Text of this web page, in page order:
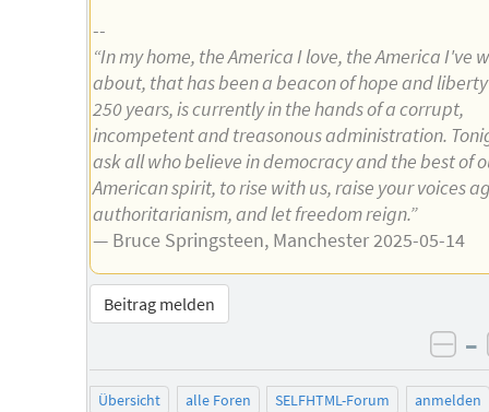
--
“In my home, the America I love, the America I've
about, that has been a beacon of hope and
250 years, is currently in the hands of a corrupt,
incompetent and treasonous administration.
ask all who believe in democracy and the best of
American spirit, to rise with us, raise your voices
authoritarianism, and let freedom reign.”
— Bruce Springsteen, Manchester 2025-05-14
Beitrag melden
–
Übersicht alle Foren SELFHTML-Forum
anmelden